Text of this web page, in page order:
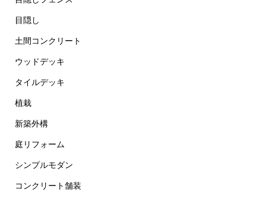
目隠し
土間コンクリート
ウッドデッキ
タイルデッキ
植栽
新築外構
庭リフォーム
シンプルモダン
コンクリート舗装